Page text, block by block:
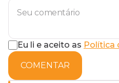
Eu li e aceito as Política
COMENTAR